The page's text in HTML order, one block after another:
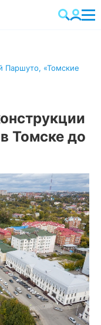
Паршуто, «Томские
Томске до